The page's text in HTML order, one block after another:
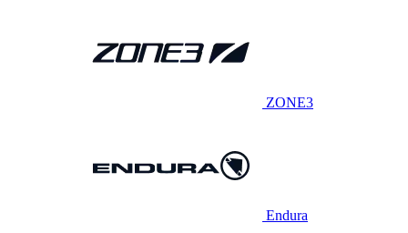
ZONE3
Endura